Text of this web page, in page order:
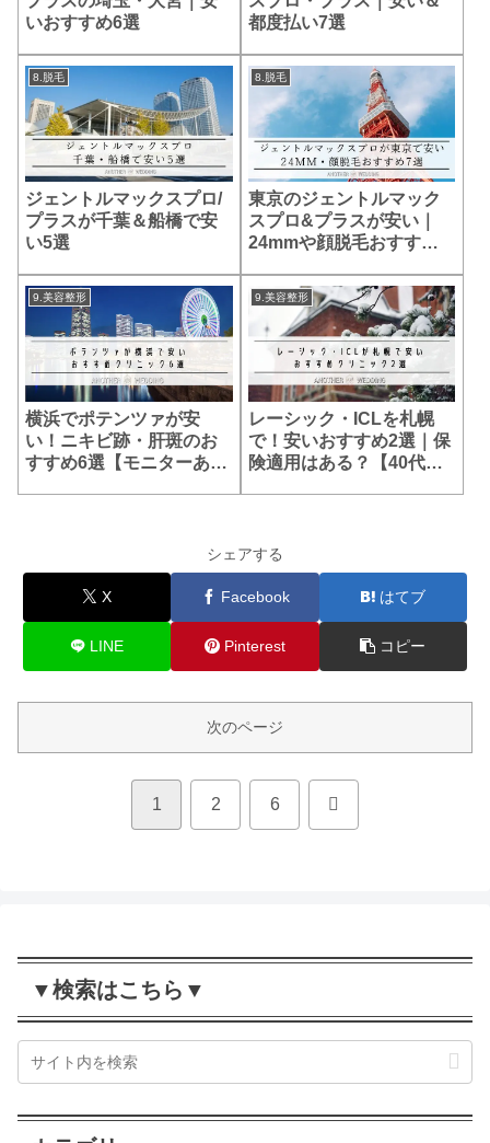
いおすすめ6選
都度払い7選
8.脱毛
ジェントルマックスプロ/
プラスが千葉＆船橋で安
い5選
8.脱毛
東京のジェントルマック
スプロ&プラスが安い｜
24mmや顔脱毛おすすめ7
9.美容整形
横浜でポテンツァが安
い！ニキビ跡・肝斑のお
すすめ6選【モニターあ
9.美容整形
レーシック・ICLを札幌
で！安いおすすめ2選｜保
険適用はある？【40代&
シェアする
X Facebook はてブ
LINE Pinterest コピー
次のページ
1 2 6 次
▼検索はこちら▼